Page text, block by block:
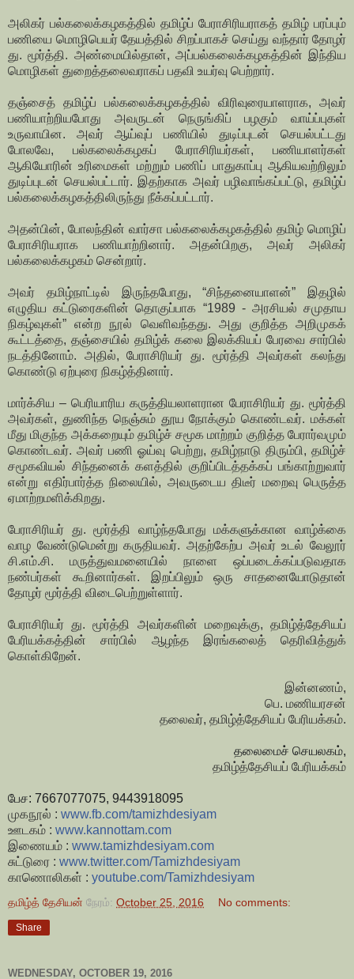
அலிகர் பல்கலைக்கழகத்தில் தமிழ்ப் பேராசிரியராகத் தமிழ் பரப்பும்
பணியை மொழிபெயர் தேயத்தில் சிறப்பாகச் செய்து வந்தார் தோழர்
து. மூர்த்தி. அண்மையில்தான், அப்பல்கலைக்கழகத்தின் இந்திய
மொழிகள் துறைத்தலைவராகப் பதவி உயர்வு பெற்றார்.
தஞ்சைத் தமிழ்ப் பல்கலைக்கழகத்தில் விரிவுரையாளராக, அவர்
பணியாற்றியபோது அவருடன் நெருங்கிப் பழகும் வாய்ப்புகள்
உருவாயின. அவர் ஆய்வுப் பணியில் துடிப்புடன் செயல்பட்டது
போலவே, பல்கலைக்கழகப் பேராசிரியர்கள், பணியாளர்கள்
ஆகியோரின் உரிமைகள் மற்றும் பணிப் பாதுகாப்பு ஆகியவற்றிலும்
துடிப்புடன் செயல்பட்டார். இதற்காக அவர் பழிவாங்கப்பட்டு, தமிழ்ப்
பல்கலைக்கழகத்திலிருந்து நீக்கப்பட்டார்.
அதன்பின், போலந்தின் வார்சா பல்கலைக்கழகத்தில் தமிழ் மொழிப்
பேராசிரியராக பணியாற்றினார். அதன்பிறகு, அவர் அலிகர்
பல்கலைக்கழகம் சென்றார்.
அவர் தமிழ்நாட்டில் இருந்தபோது, “சிந்தனையாளன்” இதழில்
எழுதிய கட்டுரைகளின் தொகுப்பாக “1989 - அரசியல் சமுதாய
நிகழ்வுகள்” என்ற நூல் வெளிவந்தது. அது குறித்த அறிமுகக்
கூட்டத்தை, தஞ்சையில் தமிழ்க் கலை இலக்கியப் பேரவை சார்பில்
நடத்தினோம். அதில், பேராசிரியர் து. மூர்த்தி அவர்கள் கலந்து
கொண்டு ஏற்புரை நிகழ்த்தினார்.
மார்க்சிய – பெரியாரிய கருத்தியலாளரான பேராசிரியர் து. மூர்த்தி
அவர்கள், துணிந்த நெஞ்சும் தூய நோக்கும் கொண்டவர். மக்கள்
மீது மிகுந்த அக்கறையும் தமிழ்ச் சமூக மாற்றம் குறித்த பேரார்வமும்
கொண்டவர். அவர் பணி ஓய்வு பெற்று, தமிழ்நாடு திரும்பி, தமிழ்ச்
சமூகவியல் சிந்தனைக் களத்தில் குறிப்பிடத்தக்கப் பங்காற்றுவார்
என்று எதிர்பார்த்த நிலையில், அவருடைய திடீர் மறைவு பெருத்த
ஏமாற்றமளிக்கிறது.
பேராசிரியர் து. மூர்த்தி வாழ்ந்தபோது மக்களுக்கான வாழ்க்கை
வாழ வேண்டுமென்று கருதியவர். அதற்கேற்ப அவர் உடல் வேலூர்
சி.எம்.சி. மருத்துவமனையில் நாளை ஒப்படைக்கப்படுவதாக
நண்பர்கள் கூறினார்கள். இறப்பிலும் ஒரு சாதனையோடுதான்
தோழர் மூர்த்தி விடைபெற்றுள்ளார்.
பேராசிரியர் து. மூர்த்தி அவர்களின் மறைவுக்கு, தமிழ்த்தேசியப்
பேரியக்கத்தின் சார்பில் ஆழந்த இரங்கலைத் தெரிவித்துக்
கொள்கிறேன்.
இன்னணம்,
பெ. மணியரசன்
தலைவர், தமிழ்த்தேசியப் பேரியக்கம்.
தலைமைச் செயலகம்,
தமிழ்த்தேசியப் பேரியக்கம்
பேச: 7667077075, 9443918095
முகநூல் : www.fb.com/tamizhdesiyam
ஊடகம் : www.kannottam.com
இணையம் : www.tamizhdesiyam.com
சுட்டுரை : www.twitter.com/Tamizhdesiyam
காணொலிகள் : youtube.com/Tamizhdesiyam
தமிழ்த் தேசியன் நேரம்: October 25, 2016 No comments:
Share
WEDNESDAY, OCTOBER 19, 2016